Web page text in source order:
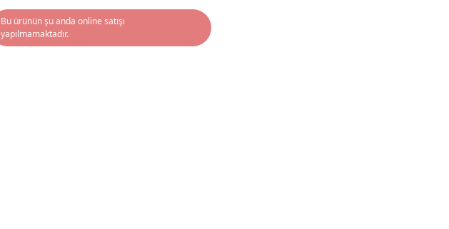
Bu ürünün şu anda online satışı
yapılmamaktadır.